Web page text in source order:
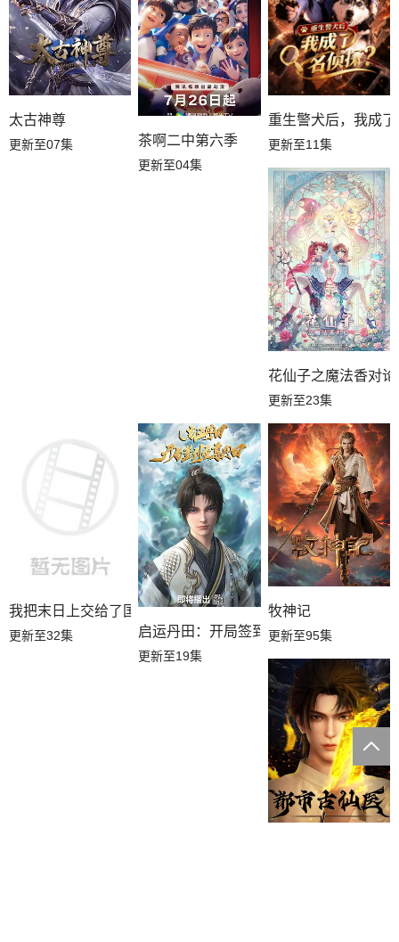
太古神尊
更新至07集 茶啊二中第六季
更新至04集
重生警犬后，我成
更新至11集
花仙子之魔法香对论
更新至23集
我把末日上交给了国家
更新至32集 启运丹田：开局签到至尊丹田
更新至19集
牧神记
更新至95集